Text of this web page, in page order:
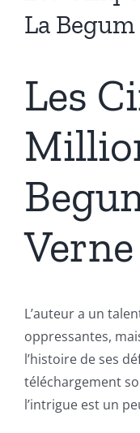
La Begum
Les
Verne
L’auteur a un
oppressantes,
l’histoire de ses
téléchargement
l’intrigue est un